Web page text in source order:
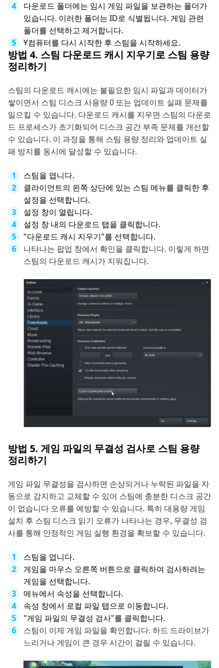
다운로드 폴더에는 임시 게임 파일을 보관하는 폴더가
있습니다. 이러한 폴더는 ID로 식별됩니다. 게임 관련
폴더를 선택하고 제거합니다.
Y컴퓨터를 다시 시작한 후 스팀을 시작하세요.
방법 4. 스팀 다운로드 캐시 지우기로 스팀 용량
정리하기
스팀의 다운로드 캐시에는 불필요한 임시 파일과 데이터가
쌓이면서 스팀 디스크 사용량 0 또는 업데이트 실패 문제를
일으킬 수 있습니다. 다운로드 캐시를 지우면 스팀의 다운로
드 프로세스가 초기화되어 디스크 공간 부족 문제를 개선할
수 있습니다. 이 과정을 통해 스팀 용량 정리와 업데이트 실
패 방지를 동시에 달성할 수 있습니다.
스팀을 엽니다.
클라이언트의 왼쪽 상단에 있는 스팀 메뉴를 클릭한 후
설정을 선택합니다.
설정 창이 열립니다.
설정 창 내의 다운로드 탭을 클릭합니다.
"다운로드 캐시 지우기"를 선택합니다.
나타나는 팝업 창에서 확인을 클릭합니다. 이렇게 하면
스팀의 다운로드 캐시가 지워집니다.
방법 5. 게임 파일의 무결성 검사로 스팀 용량
정리하기
게임 파일 무결성을 검사하면 손상되거나 누락된 파일을 자
동으로 감지하고 교체할 수 있어 스팀에 충분한 디스크 공간
이 없습니다 오류를 예방할 수 있습니다. 특히 대용량 게임
설치 후 스팀 디스크 읽기 오류가 나타나는 경우, 무결성 검
사를 통해 안정적인 게임 실행 환경을 확보할 수 있습니다.
스팀을 엽니다.
게임을 마우스 오른쪽 버튼으로 클릭하여 검사하려는
게임을 선택합니다.
메뉴에서 속성을 선택합니다.
속성 창에서 로컬 파일 탭으로 이동합니다.
"게임 파일의 무결성 검사"를 클릭합니다.
스팀이 이제 게임 파일을 확인합니다. 하드 드라이브가
느리거나 게임이 큰 경우 시간이 걸릴 수 있습니다.